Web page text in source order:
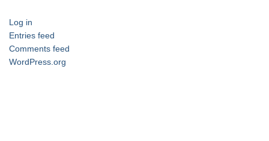
Log in
Entries feed
Comments feed
WordPress.org